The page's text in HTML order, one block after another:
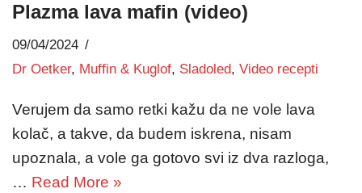
Plazma lava mafin (video)
09/04/2024
Dr Oetker, Muffin & Kuglof, Sladoled, Video recepti
Verujem da samo retki kažu da ne vole lava
kolač, a takve, da budem iskrena, nisam
upoznala, a vole ga gotovo svi iz dva razloga,
… Read More »